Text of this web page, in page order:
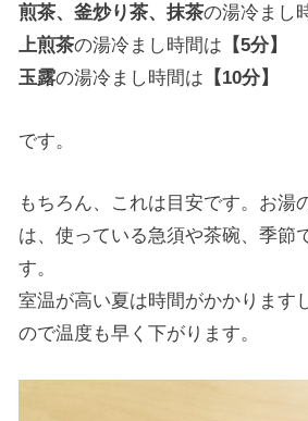
煎茶、釜炒り茶、抹茶の湯冷まし
上煎茶の湯冷まし時間は 【5分】
玉露の湯冷まし時間は 【10分】
です。
もちろん、これは目安です。お湯
は、使っている急須や茶碗、季節
す。
室温が高い夏は時間がかかります
ので温度も早く下がります。